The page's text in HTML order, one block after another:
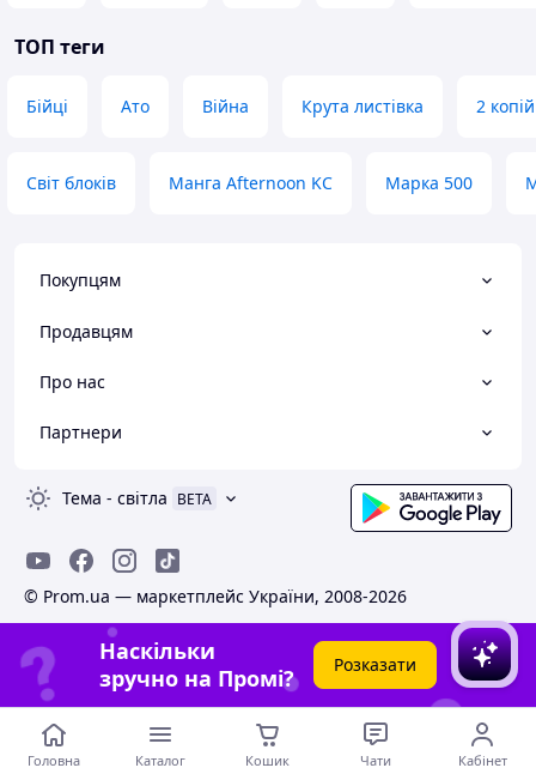
ТОП теги
Бійці Ато Війна Крута листівка 2
Світ блоків Манга Afternoon KC Марка 500
Покупцям
Продавцям
Про нас
Партнери
Тема - світла BETA
© Prom.ua — маркетплейс України, 2008-2026
Наскільки
зручно на Промі?
Розказати
Головна Каталог Кошик Чати Кабінет